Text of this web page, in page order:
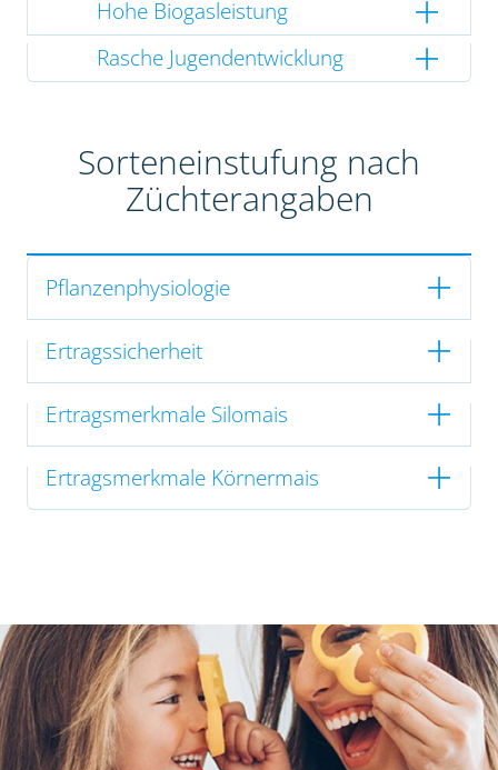
Hohe Biogasleistung
Rasche Jugendentwicklung
Sorteneinstufung nach
Züchterangaben
Pflanzenphysiologie
Ertragssicherheit
Ertragsmerkmale Silomais
Ertragsmerkmale Körnermais